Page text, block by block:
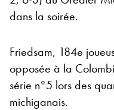
dans la soirée.
Friedsam, 184e
opposée à la
série n°5 lors des
michiganais.